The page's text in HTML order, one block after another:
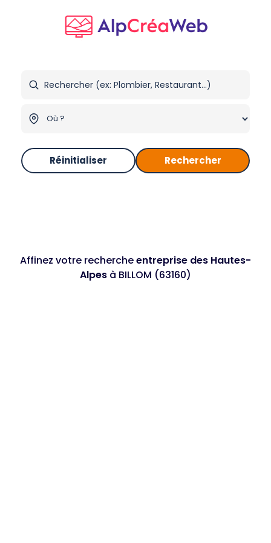
Réinitialiser Rechercher
Affinez votre rechercheentreprise des Hautes-
Alpes à BILLOM (63160)